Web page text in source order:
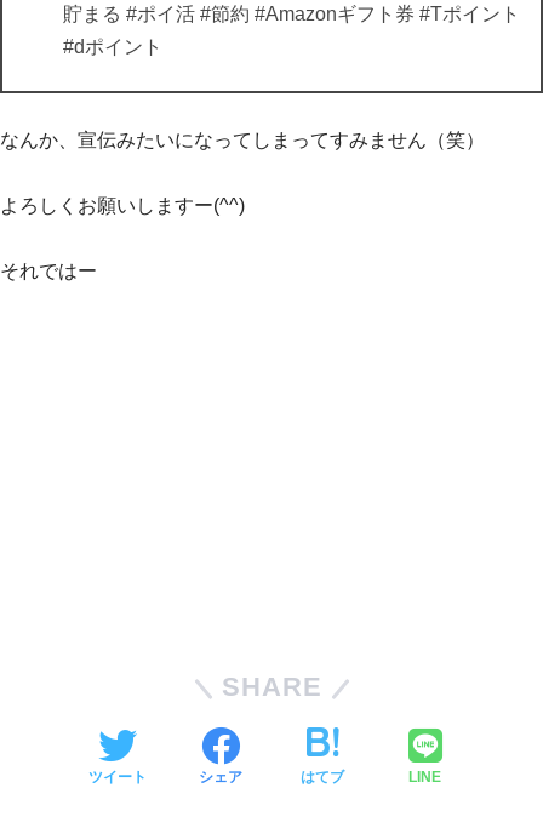
貯まる #ポイ活 #節約 #Amazonギフト券 #Tポイント
#dポイント
なんか、宣伝みたいになってしまってすみません（笑）
よろしくお願いしますー(^^)
それではー
SHARE
ツイート シェア はてブ LINE